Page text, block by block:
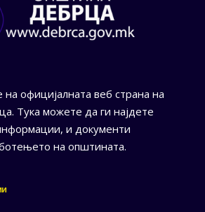
официјалната веб страна на
Тука можете да ги најдете
и документи
на општината.